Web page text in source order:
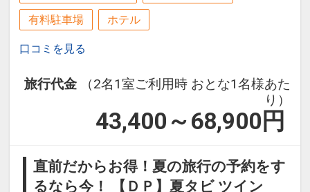
有料駐車場 ホテル
口コミを見る
旅行代金
（2名1室ご利用時 おとな1名様あた
り）
43,400～68,900 円
直前だからお得！夏の旅行の予約をす
るなら今！ 【ＤＰ】夏タビ ツイン